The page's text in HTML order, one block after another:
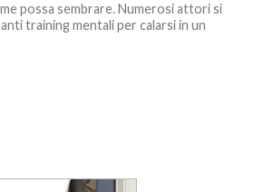
possa sembrare. Numerosi attori si
training mentali per calarsi in un